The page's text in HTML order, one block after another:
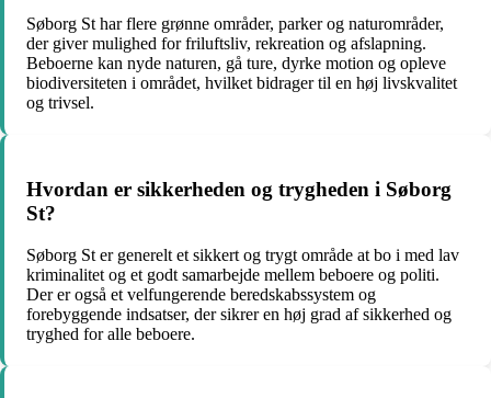
Søborg St har flere grønne områder, parker og naturområder,
der giver mulighed for friluftsliv, rekreation og afslapning.
Beboerne kan nyde naturen, gå ture, dyrke motion og opleve
biodiversiteten i området, hvilket bidrager til en høj livskvalitet
og trivsel.
Hvordan er sikkerheden og trygheden i Søborg
St?
Søborg St er generelt et sikkert og trygt område at bo i med lav
kriminalitet og et godt samarbejde mellem beboere og politi.
Der er også et velfungerende beredskabssystem og
forebyggende indsatser, der sikrer en høj grad af sikkerhed og
tryghed for alle beboere.